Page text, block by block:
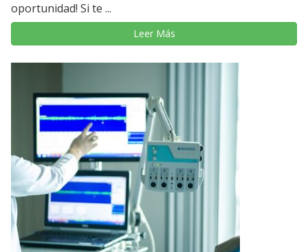
oportunidad! Si te ...
Leer Más